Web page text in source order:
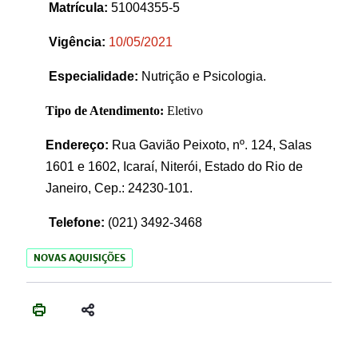
Matrícula: 51004355-5
Vigência: 10/05/2021
Especialidade: Nutrição e Psicologia.
Tipo de Atendimento: Eletivo
Endereço: Rua Gavião Peixoto, nº. 124, Salas
1601 e 1602, Icaraí, Niterói, Estado do Rio de
Janeiro, Cep.: 24230-101.
Telefone: (021) 3492-3468
NOVAS AQUISIÇÕES